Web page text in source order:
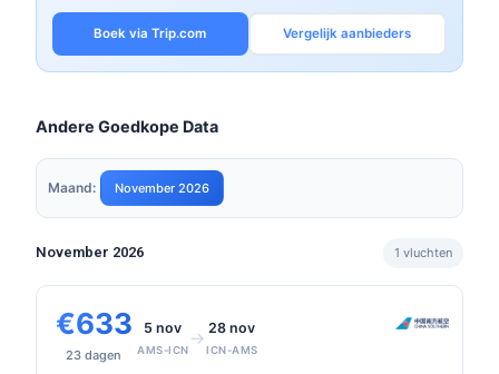
Boek via Trip.com Vergelijk aanbieders
Andere Goedkope Data
Maand: November 2026
November 2026 1 vluchten
€633
23 dagen
5 nov
AMS-ICN
→ 28 nov
ICN-AMS